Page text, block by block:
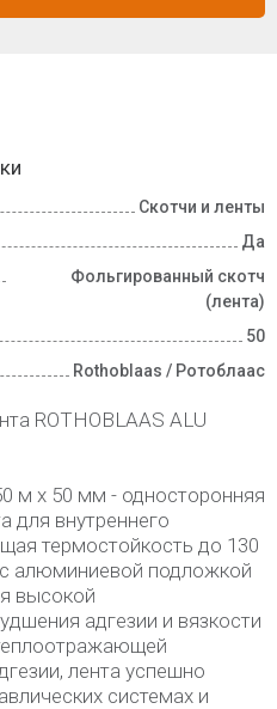
Скотчи и ленты
Да
Фольгированный скотч
(лента)
50
Rothoblaas / Ротоблаас
ROTHOBLAAS ALU
м х 50 мм - односторонняя
для внутреннего
термостойкость до 130
алюминиевой подложкой
высокой
адгезии и вязкости
лента успешно
системах и